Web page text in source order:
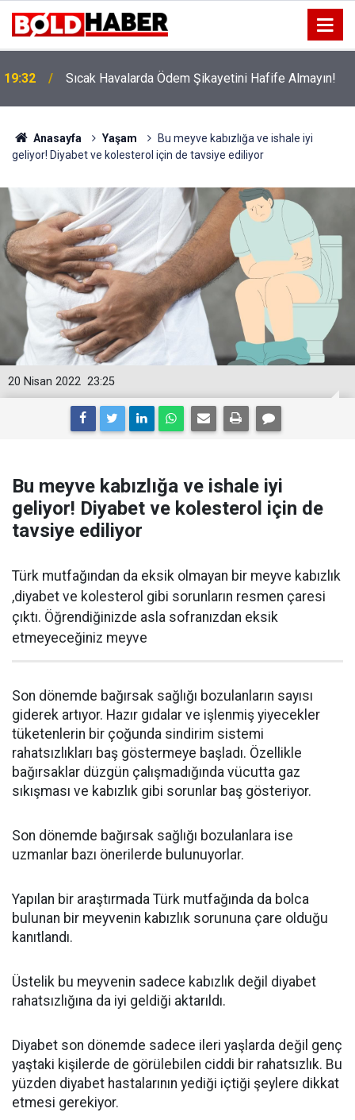
19:32 Sıcak Havalarda Ödem Şikayetini Hafife Almayın!
Anasayfa Yaşam
Bu meyve kabızlığa ve ishale iyi
geliyor! Diyabet ve kolesterol için de tavsiye ediliyor
23:25
20 Nisan 2022
Bu meyve kabızlığa ve ishale iyi
geliyor! Diyabet ve kolesterol için de
tavsiye ediliyor
Türk mutfağından da eksik olmayan bir meyve kabızlık
,diyabet ve kolesterol gibi sorunların resmen çaresi
çıktı. Öğrendiğinizde asla sofranızdan eksik
etmeyeceğiniz meyve
Son dönemde bağırsak sağlığı bozulanların sayısı
giderek artıyor. Hazır gıdalar ve işlenmiş yiyecekler
tüketenlerin bir çoğunda sindirim sistemi
rahatsızlıkları baş göstermeye başladı. Özellikle
bağırsaklar düzgün çalışmadığında vücutta gaz
sıkışması ve kabızlık gibi sorunlar baş gösteriyor.
Son dönemde bağırsak sağlığı bozulanlara ise
uzmanlar bazı önerilerde bulunuyorlar.
Yapılan bir araştırmada Türk mutfağında da bolca
bulunan bir meyvenin kabızlık sorununa çare olduğu
kanıtlandı.
Üstelik bu meyvenin sadece kabızlık değil diyabet
rahatsızlığına da iyi geldiği aktarıldı.
Diyabet son dönemde sadece ileri yaşlarda değil genç
yaştaki kişilerde de görülebilen ciddi bir rahatsızlık. Bu
yüzden diyabet hastalarının yediği içtiği şeylere dikkat
etmesi gerekiyor.